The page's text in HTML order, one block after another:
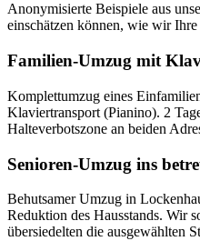
Anonymisierte Beispiele aus
einschätzen können, wie wir Ihre
Familien-Umzug mit
Komplettumzug eines
Klaviertransport (Pianino). 2
Halteverbotszone an beiden
Senioren-Umzug ins
Behutsamer Umzug in
Reduktion des Hausstands. Wir
übersiedelten die ausgewählten